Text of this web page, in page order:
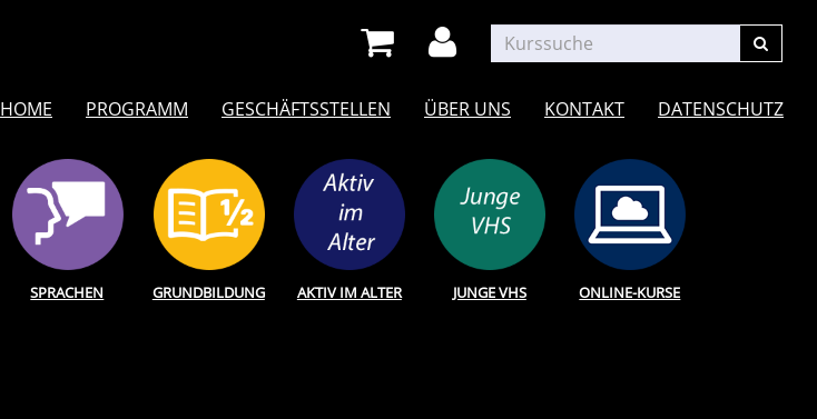
HOME PROGRAMM GESCHÄFTSSTELLEN ÜBER UNS KONTAKT DATENSCHUTZ
SPRACHEN GRUNDBILDUNG AKTIV IM ALTER JUNGE VHS ONLINE-KURSE